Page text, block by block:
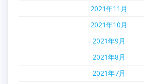
2021年11月
2021年10月
2021年9月
2021年8月
2021年7月